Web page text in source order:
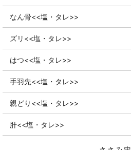
なん骨<<塩・タレ>>
ズリ<<塩・タレ>>
はつ<<塩・タレ>>
手羽先<<塩・タレ>>
親どり<<塩・タレ>>
肝<<塩・タレ>>